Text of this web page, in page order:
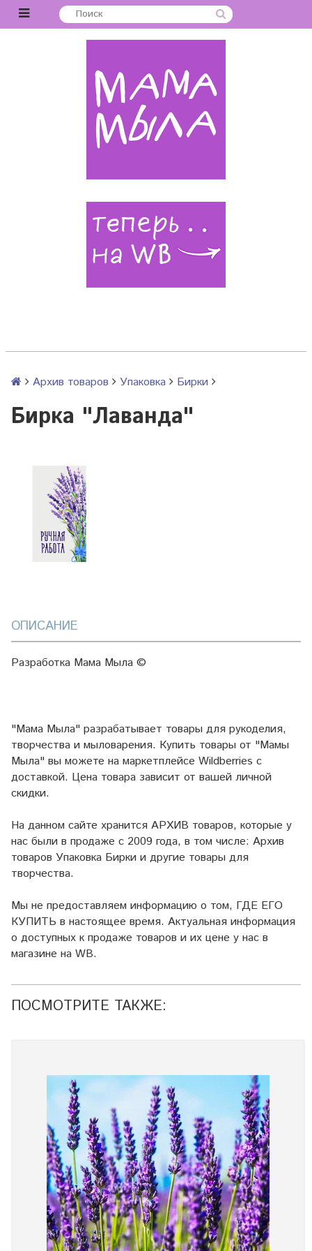
Архив товаров Упаковка Бирки
Бирка "Лаванда"
ОПИСАНИЕ
Разработка Мама Мыла ©
"Мама Мыла" разрабатывает товары для рукоделия,
творчества и мыловарения. Купить товары от "Мамы
Мыла" вы можете на маркетплейсе Wildberries с
доставкой. Цена товара зависит от вашей личной
скидки.
На данном сайте хранится АРХИВ товаров, которые у
нас были в продаже с 2009 года, в том числе: Архив
товаров Упаковка Бирки и другие товары для
творчества.
Мы не предоставляем информацию о том, ГДЕ ЕГО
КУПИТЬ в настоящее время. Актуальная информация
о доступных к продаже товаров и их цене у нас в
магазине на WB.
ПОСМОТРИТЕ ТАКЖЕ: